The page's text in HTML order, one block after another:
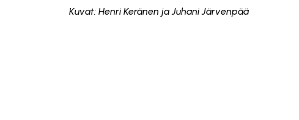
Kuvat: Henri Keränen ja Juhani Järvenpää